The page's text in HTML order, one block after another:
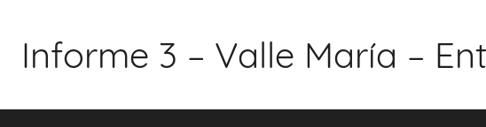
contenido
Informe 3 – Valle María –